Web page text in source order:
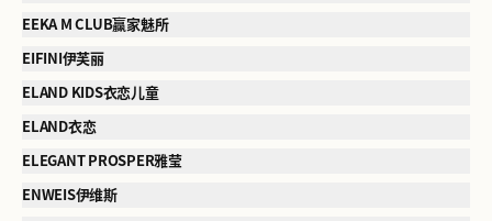
EEKA M CLUB赢家魅所
EIFINI伊芙丽
ELAND KIDS衣恋儿童
ELAND衣恋
ELEGANT PROSPER雅莹
ENWEIS伊维斯